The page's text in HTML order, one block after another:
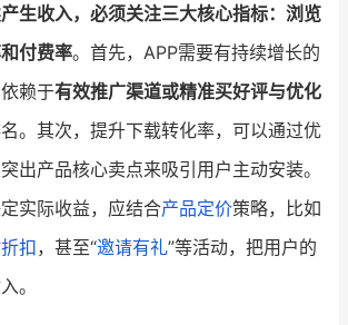
生收入，必须关注三大核心指标：浏览
付费率。首先，APP需要有持续增长的
赖于有效推广渠道或精准买好评与优化
。其次，提升下载转化率，可以通过优
出产品核心卖点来吸引用户主动安装。
实际收益，应结合产品定价策略，比如
扣，甚至“邀请有礼”等活动，把用户的
。